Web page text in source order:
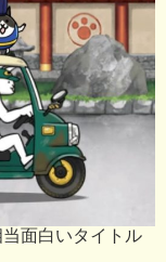
面白いタイトル